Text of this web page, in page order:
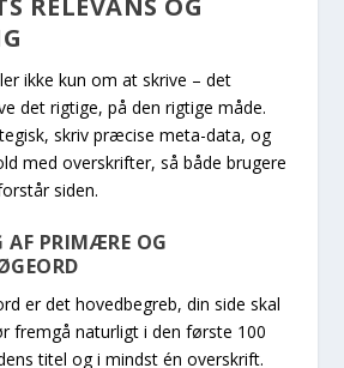
RELEVANS OG
ikke kun om at skrive – det
det rigtige, på den rigtige måde.
skriv præcise meta-data, og
med overskrifter, så både brugere
siden.
AF PRIMÆRE OG
er det hovedbegreb, din side skal
fremgå naturligt i den første 100
titel og i mindst én overskrift.